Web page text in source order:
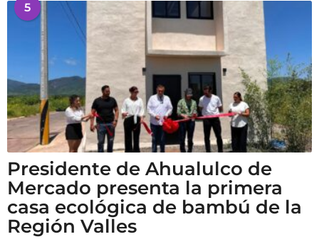
5
Presidente de Ahualulco de
Mercado presenta la primera
casa ecológica de bambú de la
Región Valles